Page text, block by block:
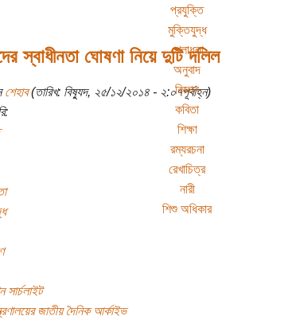
প্রযুক্তি
মুক্তিযুদ্ধ
খেলাধুলা
অনুবাদ
বিজ্ঞান
কবিতা
শিক্ষা
রম্যরচনা
রেখাচিত্র
নারী
শিশু অধিকার
স্বাধীনতা ঘোষণা নিয়ে দুটি দলিল
শেহাব(তারিখ: বিষ্যুদ, ২৫/১২/২০১৪ - ২:০৭পূর্বাহ্ন)
সার্চলাইট
জাতীয় দৈনিক আর্কাইভ